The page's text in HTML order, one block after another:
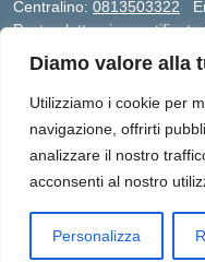
Diamo valore alla
Utilizziamo i cookie per
navigazione, offrirti
analizzare il nostro
acconsenti al nostro
Personalizza
Centralino: 0813503322
Posta elettronica
Codice fiscale: